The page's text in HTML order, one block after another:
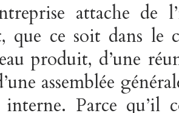
attache de
que ce soit dans le
produit, d’une
assemblée
Parce qu’il